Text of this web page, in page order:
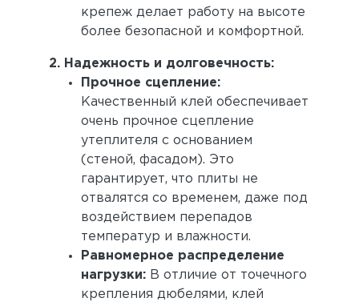
крепеж делает работу на высоте
более безопасной и комфортной.
2. Надежность и долговечность:
Прочное сцепление:
Качественный клей обеспечивает
очень прочное сцепление
утеплителя с основанием
(стеной, фасадом). Это
гарантирует, что плиты не
отвалятся со временем, даже под
воздействием перепадов
температур и влажности.
Равномерное распределение
нагрузки: В отличие от точечного
крепления дюбелями, клей